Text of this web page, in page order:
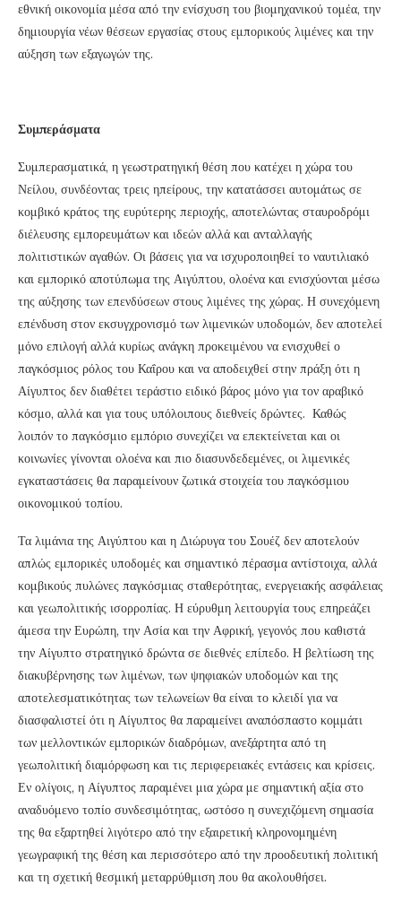
εθνική οικονομία μέσα από την ενίσχυση του βιομηχανικού τομέα, την
δημιουργία νέων θέσεων εργασίας στους εμπορικούς λιμένες και την
αύξηση των εξαγωγών της.
Συμπεράσματα
Συμπερασματικά, η γεωστρατηγική θέση που κατέχει η χώρα του
Νείλου, συνδέοντας τρεις ηπείρους, την κατατάσσει αυτομάτως σε
κομβικό κράτος της ευρύτερης περιοχής, αποτελώντας σταυροδρόμι
διέλευσης εμπορευμάτων και ιδεών αλλά και ανταλλαγής
πολιτιστικών αγαθών. Οι βάσεις για να ισχυροποιηθεί το ναυτιλιακό
και εμπορικό αποτύπωμα της Αιγύπτου, ολοένα και ενισχύονται μέσω
της αύξησης των επενδύσεων στους λιμένες της χώρας. Η συνεχόμενη
επένδυση στον εκσυγχρονισμό των λιμενικών υποδομών, δεν αποτελεί
μόνο επιλογή αλλά κυρίως ανάγκη προκειμένου να ενισχυθεί ο
παγκόσμιος ρόλος του Καΐρου και να αποδειχθεί στην πράξη ότι η
Αίγυπτος δεν διαθέτει τεράστιο ειδικό βάρος μόνο για τον αραβικό
κόσμο, αλλά και για τους υπόλοιπους διεθνείς δρώντες. Καθώς
λοιπόν το παγκόσμιο εμπόριο συνεχίζει να επεκτείνεται και οι
κοινωνίες γίνονται ολοένα και πιο διασυνδεδεμένες, οι λιμενικές
εγκαταστάσεις θα παραμείνουν ζωτικά στοιχεία του παγκόσμιου
οικονομικού τοπίου.
Τα λιμάνια της Αιγύπτου και η Διώρυγα του Σουέζ δεν αποτελούν
απλώς εμπορικές υποδομές και σημαντικό πέρασμα αντίστοιχα, αλλά
κομβικούς πυλώνες παγκόσμιας σταθερότητας, ενεργειακής ασφάλειας
και γεωπολιτικής ισορροπίας. Η εύρυθμη λειτουργία τους επηρεάζει
άμεσα την Ευρώπη, την Ασία και την Αφρική, γεγονός που καθιστά
την Αίγυπτο στρατηγικό δρώντα σε διεθνές επίπεδο. Η βελτίωση της
διακυβέρνησης των λιμένων, των ψηφιακών υποδομών και της
αποτελεσματικότητας των τελωνείων θα είναι το κλειδί για να
διασφαλιστεί ότι η Αίγυπτος θα παραμείνει αναπόσπαστο κομμάτι
των μελλοντικών εμπορικών διαδρόμων, ανεξάρτητα από τη
γεωπολιτική διαμόρφωση και τις περιφερειακές εντάσεις και κρίσεις.
Εν ολίγοις, η Αίγυπτος παραμένει μια χώρα με σημαντική αξία στο
αναδυόμενο τοπίο συνδεσιμότητας, ωστόσο η συνεχιζόμενη σημασία
της θα εξαρτηθεί λιγότερο από την εξαιρετική κληρονομημένη
γεωγραφική της θέση και περισσότερο από την προοδευτική πολιτική
και τη σχετική θεσμική μεταρρύθμιση που θα ακολουθήσει.